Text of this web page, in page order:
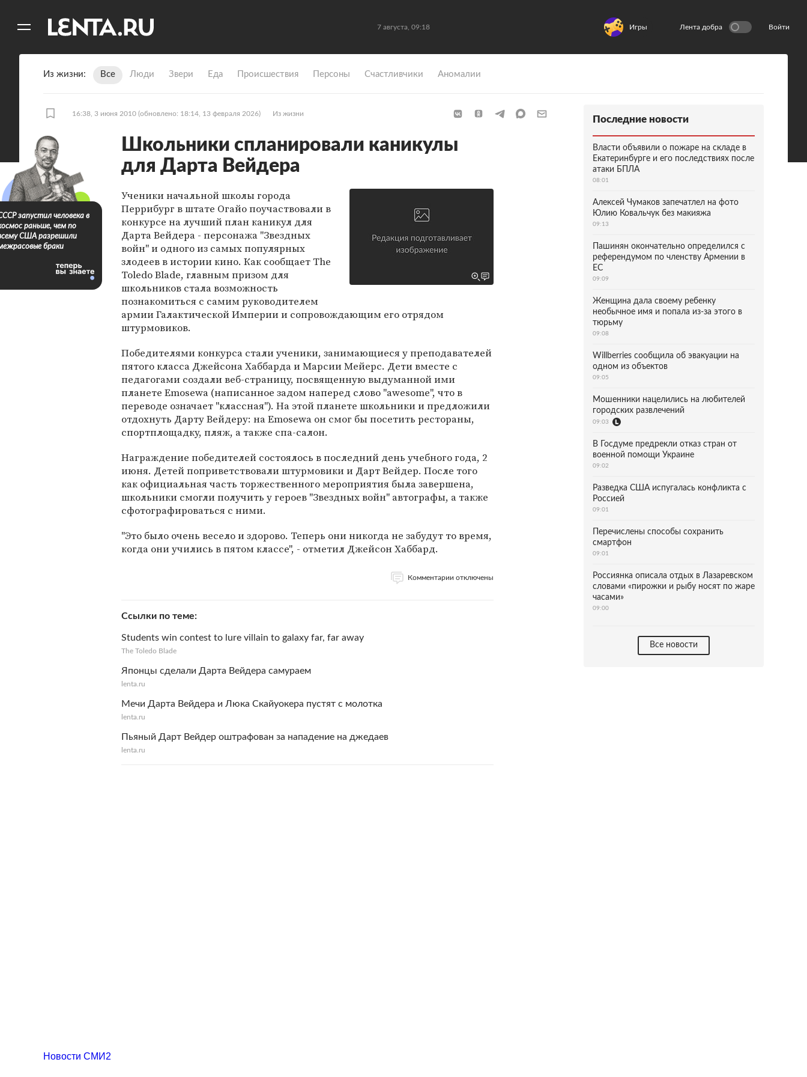
7 августа, 09:18 Игры Лента добра Войти
Из жизни Все Люди Звери Еда Происшествия Персоны Счастливчики Аномалии
16:38, 3 июня 2010 (обновлено: 18:14, 13 февраля 2026) Из жизни
Школьники спланировали каникулы
для Дарта Вейдера
Ученики начальной школы города
Перрибург в штате Огайо поучаствовали в
конкурсе на лучший план каникул для
Дарта Вейдера - персонажа "Звездных
войн" и одного из самых популярных
злодеев в истории кино. Как сообщает The
Toledo Blade, главным призом для
школьников стала возможность
познакомиться с самим руководителем
армии Галактической Империи и сопровождающим его отрядом
штурмовиков.
Победителями конкурса стали ученики, занимающиеся у преподавателей
пятого класса Джейсона Хаббарда и Марсии Мейерс. Дети вместе с
педагогами создали веб-страницу, посвященную выдуманной ими
планете Emosewa (написанное задом наперед слово "awesome", что в
переводе означает "классная"). На этой планете школьники и предложили
отдохнуть Дарту Вейдеру: на Emosewa он смог бы посетить рестораны,
спортплощадку, пляж, а также спа-салон.
Награждение победителей состоялось в последний день учебного года, 2
июня. Детей поприветствовали штурмовики и Дарт Вейдер. После того
как официальная часть торжественного мероприятия была завершена,
школьники смогли получить у героев "Звездных войн" автографы, а также
сфотографироваться с ними.
"Это было очень весело и здорово. Теперь они никогда не забудут то время,
когда они учились в пятом классе", - отметил Джейсон Хаббард.
Комментарии отключены
Ссылки по теме
Students win contest to lure villain to galaxy far, far away
The Toledo Blade
Японцы сделали Дарта Вейдера самураем
lenta.ru
Мечи Дарта Вейдера и Люка Скайуокера пустят с молотка
lenta.ru
Пьяный Дарт Вейдер оштрафован за нападение на джедаев
lenta.ru
запустил человека в
раньше, чем по
США разрешили
браки
Последние новости
Власти объявили о пожаре на складе в
Екатеринбурге и его последствиях после
атаки БПЛА
08:01
Алексей Чумаков запечатлел на фото
Юлию Ковальчук без макияжа
09:13
Пашинян окончательно определился с
референдумом по членству Армении в
ЕС
09:09
Женщина дала своему ребенку
необычное имя и попала из-за этого в
тюрьму
09:08
Willberries сообщила об эвакуации на
одном из объектов
09:05
Мошенники нацелились на любителей
городских развлечений
09:03
В Госдуме предрекли отказ стран от
военной помощи Украине
09:02
Разведка США испугалась конфликта с
Россией
09:01
Перечислены способы сохранить
смартфон
09:01
Россиянка описала отдых в Лазаревском
словами «пирожки и рыбу носят по жаре
часами»
09:00
Все новости
Новости СМИ2